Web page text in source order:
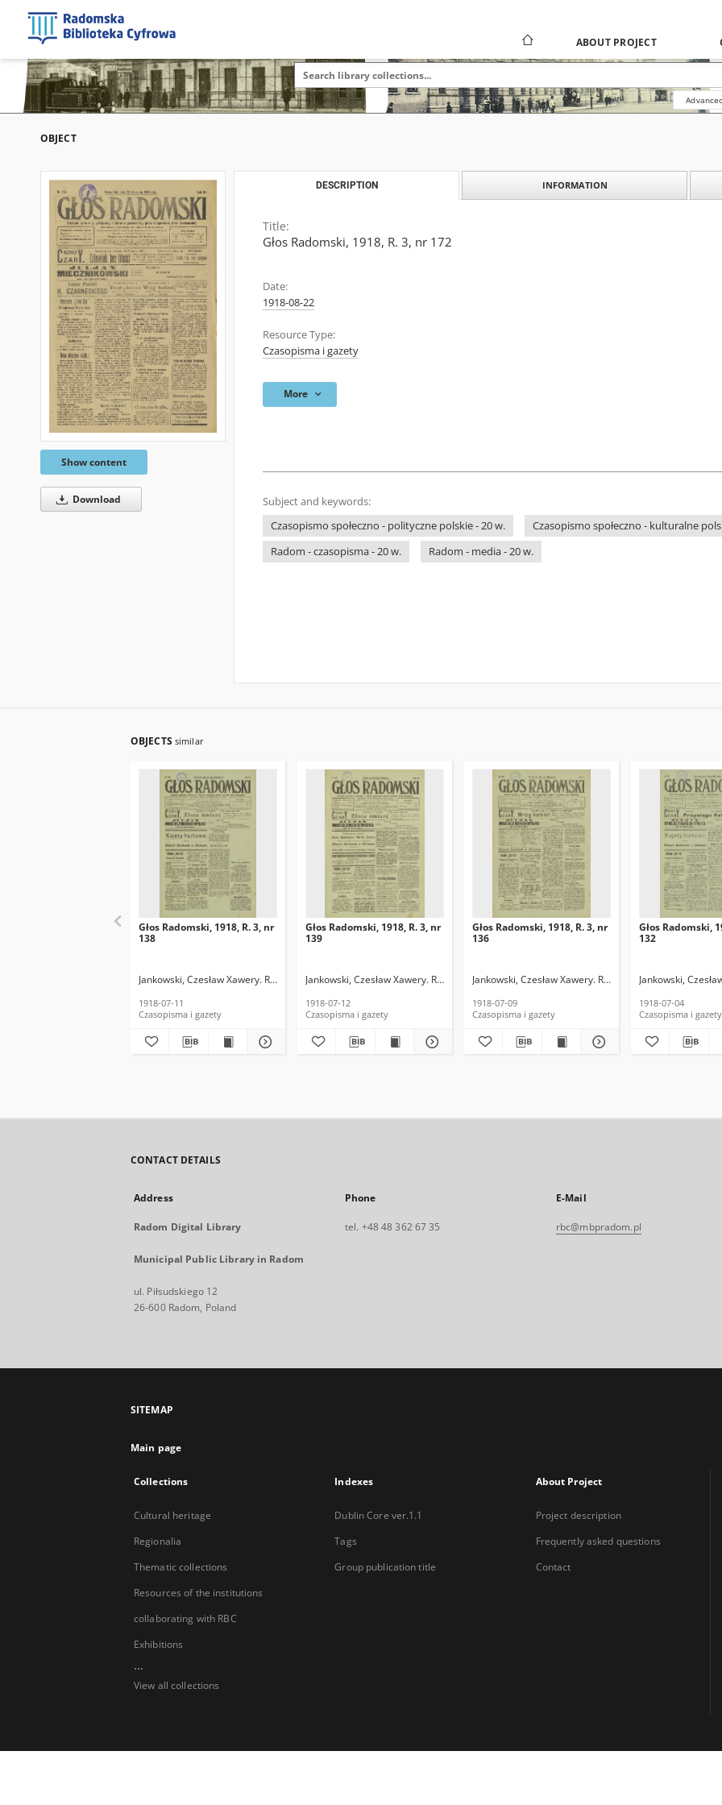
ABOUT PROJECT
OBJECT
Show content
Download
DESCRIPTION INFORMATION
Title:
Głos Radomski, 1918, R. 3, nr 172
Date:
1918-08-22
Resource Type:
Czasopisma i gazety
More
Subject and keywords:
Czasopismo społeczno - polityczne polskie - 20 w.
Czasopismo społeczno - kulturalne
Radom - czasopisma - 20 w.
Radom - media - 20 w.
OBJECTS similar
Głos Radomski, 1918, R. 3, nr
138
Jankowski, Czesław Xawery. Red.
1918-07-11
Czasopisma i gazety
Głos Radomski, 1918, R. 3, nr
139
Jankowski, Czesław Xawery. Red.
1918-07-12
Czasopisma i gazety
Głos Radomski, 1918, R. 3, nr
136
Jankowski, Czesław Xawery. Red.
1918-07-09
Czasopisma i gazety
Głos Radomski,
132
Jankowski,
1918-07-04
Czasopisma i gazety
CONTACT DETAILS
Address
Radom Digital Library
Municipal Public Library in Radom
ul. Piłsudskiego 12
26-600 Radom, Poland
Phone
tel. +48 48 362 67 35
E-Mail
rbc@mbpradom.pl
SITEMAP
Main page
Collections
Cultural heritage
Regionalia
Thematic collections
Resources of the institutions
collaborating with RBC
Exhibitions
...
View all collections
Indexes
Dublin Core ver.1.1
Tags
Group publication title
About Project
Project description
Frequently asked questions
Contact